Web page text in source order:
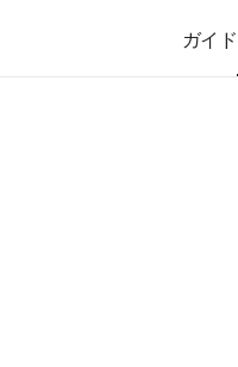
ガイド